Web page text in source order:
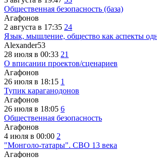
Общественная безопасность (база)
Агафонов
2 августа в 17:35 24
Язык, мышление, общество как аспекты
Alexander53
28 июля в 00:33 21
О вписании проектов/сценариев
Агафонов
26 июля в 18:15 1
Тупик караганодонов
Агафонов
26 июля в 18:05 6
Общественная безопасность
Агафонов
4 июля в 00:00 2
"Монголо-татары". СВО 13 века
Агафонов